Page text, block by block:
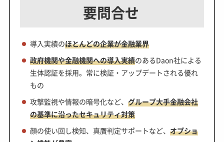
要問合せ
導入実績のほとんどの企業が金融業界
政府機関や金融機関への導入実績のあるDaon社による
生体認証を採用。常に検証・アップデートされる優れ
もの
攻撃監視や情報の暗号化など、 グループ大手金融会社
の基準に沿ったセキュリティ対策
顔の使い回し検知、真贋判定サポートなど、 オプショ